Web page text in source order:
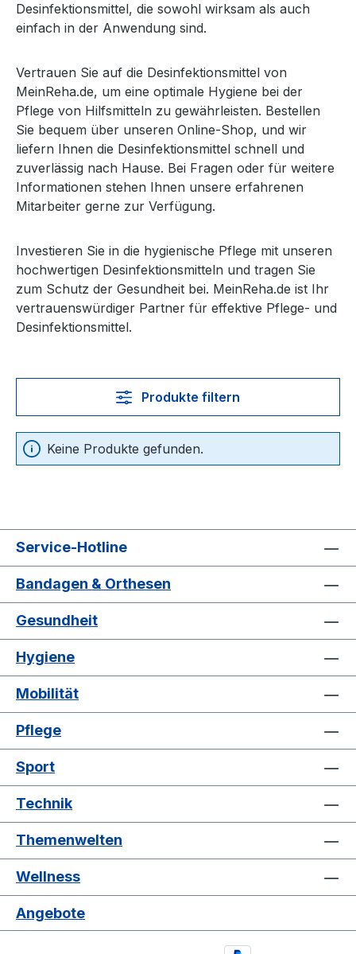
Desinfektionsmittel, die sowohl wirksam als auch
einfach in der Anwendung sind.
Vertrauen Sie auf die Desinfektionsmittel von
MeinReha.de, um eine optimale Hygiene bei der
Pflege von Hilfsmitteln zu gewährleisten. Bestellen
Sie bequem über unseren Online-Shop, und wir
liefern Ihnen die Desinfektionsmittel schnell und
zuverlässig nach Hause. Bei Fragen oder für weitere
Informationen stehen Ihnen unsere erfahrenen
Mitarbeiter gerne zur Verfügung.
Investieren Sie in die hygienische Pflege mit unseren
hochwertigen Desinfektionsmitteln und tragen Sie
zum Schutz der Gesundheit bei. MeinReha.de ist Ihr
vertrauenswürdiger Partner für effektive Pflege- und
Desinfektionsmittel.
Produkte filtern
Keine Produkte gefunden.
Service-Hotline
Bandagen & Orthesen
Gesundheit
Hygiene
Mobilität
Pflege
Sport
Technik
Themenwelten
Wellness
Angebote